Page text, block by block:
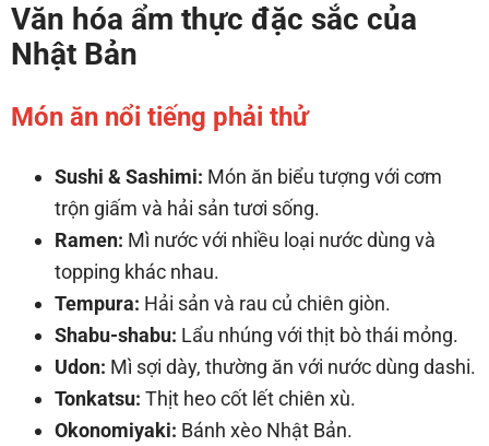
Văn hóa ẩm thực đặc sắc của
Nhật Bản
Món ăn nổi tiếng phải thử
Sushi & Sashimi: Món ăn biểu tượng với cơm
trộn giấm và hải sản tươi sống.
Ramen: Mì nước với nhiều loại nước dùng và
topping khác nhau.
Tempura: Hải sản và rau củ chiên giòn.
Shabu-shabu: Lẩu nhúng với thịt bò thái mỏng.
Udon: Mì sợi dày, thường ăn với nước dùng dashi.
Tonkatsu: Thịt heo cốt lết chiên xù.
Okonomiyaki: Bánh xèo Nhật Bản.